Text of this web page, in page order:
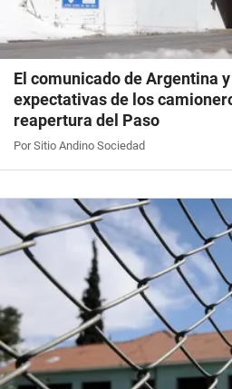
El comunicado de Argentina
expectativas de los
reapertura del Paso
Por Sitio Andino Sociedad